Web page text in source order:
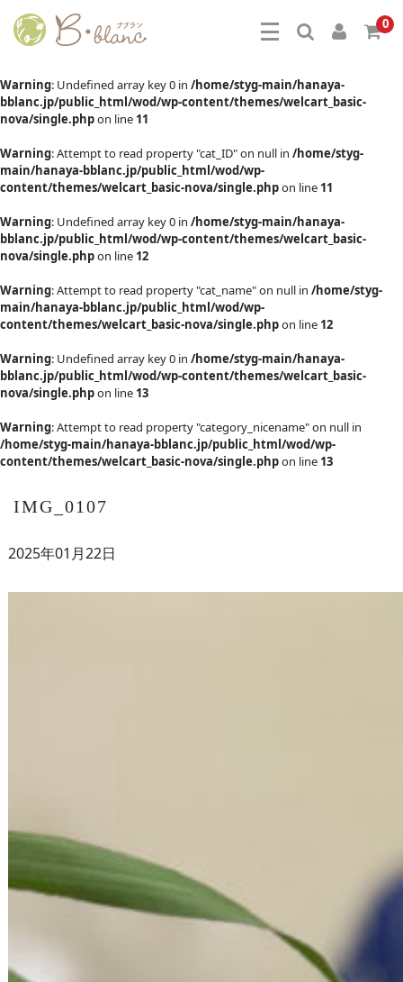
0
Warning: Undefined array key 0 in /home/styg-main/hanaya-
bblanc.jp/public_html/wod/wp-content/themes/welcart_basic-
nova/single.phpon line 11
Warning: Attempt to read property "cat_ID" on null in /home/styg-
main/hanaya-bblanc.jp/public_html/wod/wp-
content/themes/welcart_basic-nova/single.phpon line 11
Warning: Undefined array key 0 in /home/styg-main/hanaya-
bblanc.jp/public_html/wod/wp-content/themes/welcart_basic-
nova/single.phpon line 12
Warning: Attempt to read property "cat_name" on null in /home/styg-
main/hanaya-bblanc.jp/public_html/wod/wp-
content/themes/welcart_basic-nova/single.phpon line 12
Warning: Undefined array key 0 in /home/styg-main/hanaya-
bblanc.jp/public_html/wod/wp-content/themes/welcart_basic-
nova/single.phpon line 13
Warning: Attempt to read property "category_nicename" on null in
/home/styg-main/hanaya-bblanc.jp/public_html/wod/wp-
content/themes/welcart_basic-nova/single.phpon line 13
IMG_0107
2025年01月22日